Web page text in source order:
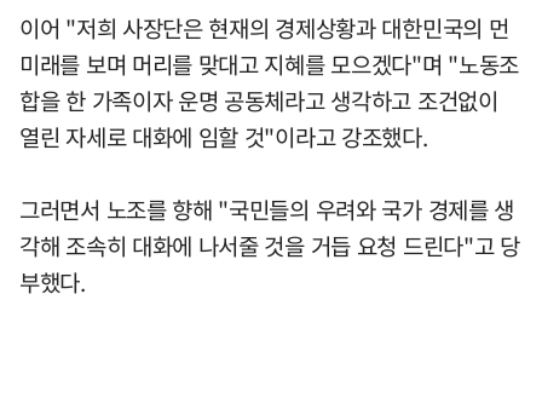
이어 "저희 사장단은 현재의 경제상황과 대한민국의 먼
미래를 보며 머리를 맞대고 지혜를 모으겠다"며 "노동조
합을 한 가족이자 운명 공동체라고 생각하고 조건없이
열린 자세로 대화에 임할 것"이라고 강조했다.
그러면서 노조를 향해 "국민들의 우려와 국가 경제를 생
각해 조속히 대화에 나서줄 것을 거듭 요청 드린다"고 당
부했다.